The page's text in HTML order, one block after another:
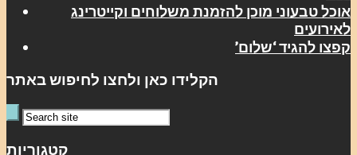
אוכל טבעוני מוכן להזמנת משלוחים וקייטרינג
לאירועים
קפצו להגיד ‘שלום’
הקלידו כאן ולחצו לחיפוש באתר
קטגוריות